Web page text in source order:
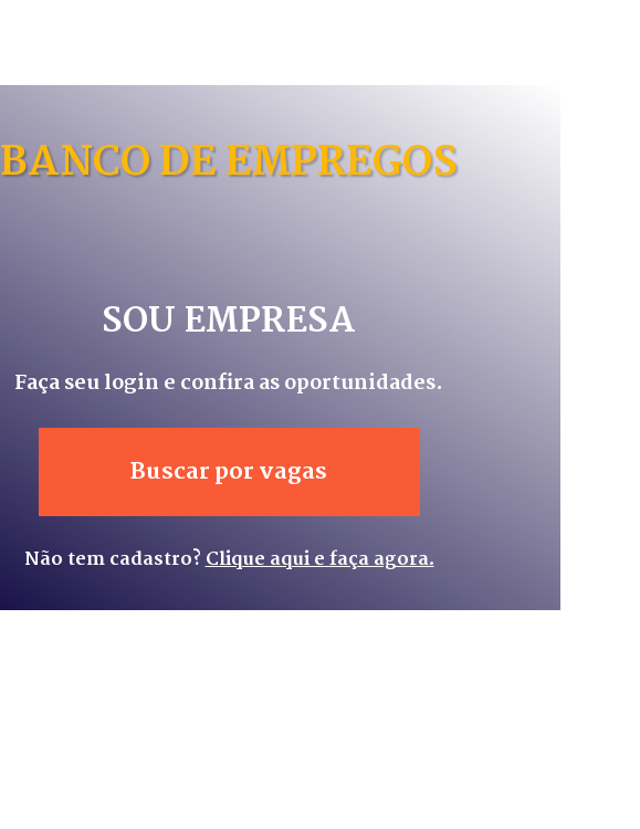
BANCO DE EMPREGOS
SOU EMPRESA
Faça seu login e confira as oportunidades.
Buscar por vagas
Não tem cadastro?Clique aqui e faça agora.